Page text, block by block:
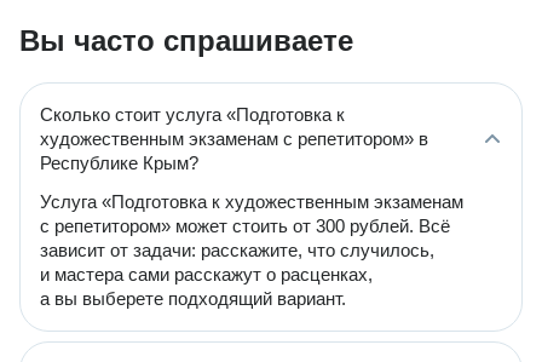
Вы часто спрашиваете
Сколько стоит услуга «Подготовка к
художественным экзаменам с репетитором» в
Республике Крым?
Услуга «Подготовка к художественным экзаменам
с репетитором» может стоить от 300 рублей. Всё
зависит от задачи: расскажите, что случилось,
и мастера сами расскажут о расценках,
а вы выберете подходящий вариант.